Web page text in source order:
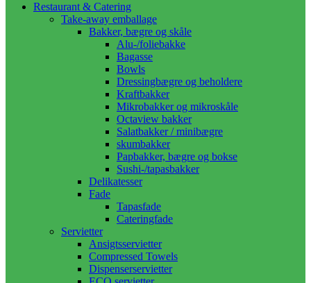
Restaurant & Catering
Take-away emballage
Bakker, bægre og skåle
Alu-/foliebakke
Bagasse
Bowls
Dressingbægre og beholdere
Kraftbakker
Mikrobakker og mikroskåle
Octaview bakker
Salatbakker / minibægre
skumbakker
Papbakker, bægre og bokse
Sushi-/tapasbakker
Delikatesser
Fade
Tapasfade
Cateringfade
Servietter
Ansigtsservietter
Compressed Towels
Dispenserservietter